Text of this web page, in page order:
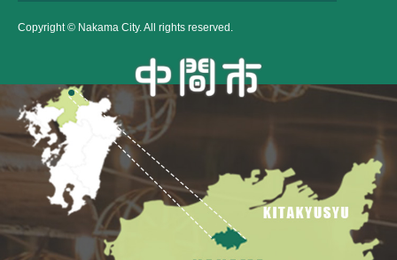
Copyright © Nakama City. All rights reserved.